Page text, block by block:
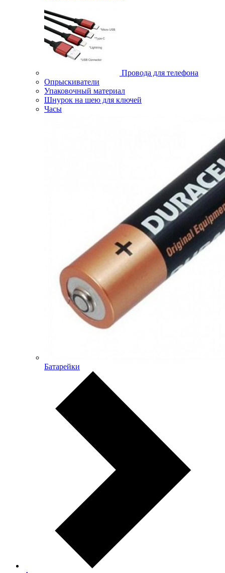
Провода для телефона
Опрыскиватели
Упаковочный материал
Шнурок на шею для ключей
Часы
Батарейки